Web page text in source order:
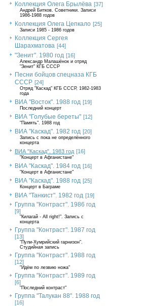
Коллекция Олега Брылёва [37]
Андрей Битков. Советники. Записи
1986-1988 годов
Коллекция Олега Цепкало [25]
Записи 1985 - 1986 годов
Коллекция Сергея
Шарахматова [44]
"Зенит". 1980 год [16]
Александр Малашёнок и отряд
"Зенит" КГБ СССР
Песни бойцов спецназа КГБ
СССР [24]
Отряд "Каскад" КГБ СССР, 1982-1983
года
ВИА "Восток". 1988 год [19]
Последний концерт
ВИА "Голубые береты" [12]
"Память". 1988 год
ВИА "Каскад". 1982 год [20]
Запись с пока не определённого
концерта
ВИА "Каскад". 1983 год [16]
"Концерт в Афганистане"
ВИА "Каскад". 1984 год [16]
"Концерт в Афганистане"
ВИА "Каскад". 1988 год [25]
Концерт в Баграме
ВИА "Танкист". 1982 год [19]
Группа "Контраст". 1986 год
[9]
"Килагай - All right!". Запись с
концерта
Группа "Контраст". 1987 год
[13]
"Пули-Хумрийский гарнизон".
Студийная запись
Группа "Контраст". 1988 год
[12]
"Идём по лезвию ножа"
Группа "Контраст". 1989 год
[6]
"Последний контраст"
Группа "Талукан 88". 1988 год
[16]